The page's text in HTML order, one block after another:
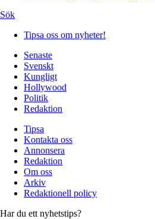
Sök
Tipsa oss om nyheter!
Senaste
Svenskt
Kungligt
Hollywood
Politik
Redaktion
Tipsa
Kontakta oss
Annonsera
Redaktion
Om oss
Arkiv
Redaktionell policy
Har du ett nyhetstips?